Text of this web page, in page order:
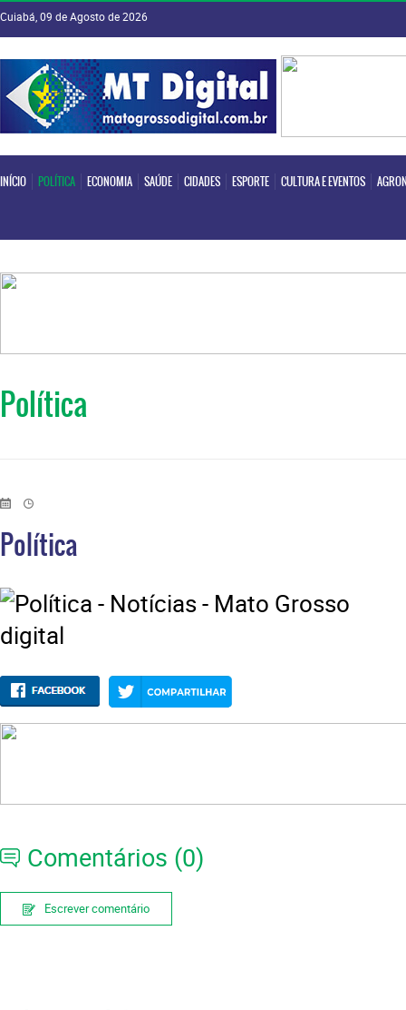
Cuiabá, 09 de Agosto de 2026
INÍCIO POLÍTICA ECONOMIA SAÚDE CIDADES ESPORTE CULTURA E EVENTOS
INÍCIO POLÍTICA ECONOMIA SAÚDE
Política
Política
Comentários (0)
Escrever comentário